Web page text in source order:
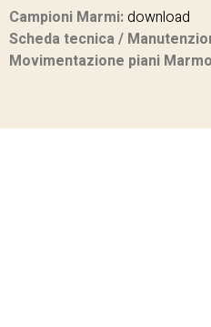
Campioni Marmi:download
Scheda tecnica /
Movimentazione piani